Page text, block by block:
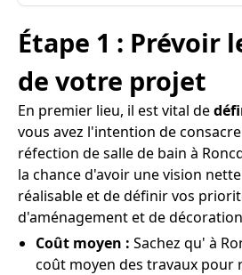
Étape 1 : Prévoir
de votre projet
En premier lieu, il est vital de
vous avez l'intention de
réfection de salle de bain à
la chance d'avoir une vision
réalisable et de définir vos
d'aménagement et de
Coût moyen : Sachez qu' à
coût moyen des travaux pour